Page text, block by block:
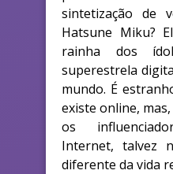
sintetização de
Hatsune Miku?
rainha dos
superestrela
mundo. É
existe online,
os
Internet, talvez
diferente da vida